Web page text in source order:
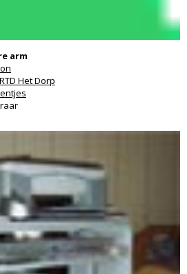
arm
RTD Het Dorp